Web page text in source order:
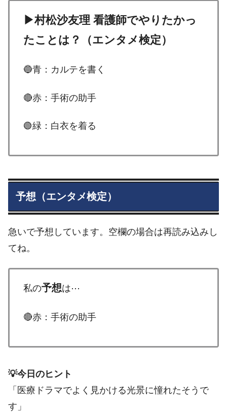
▶村松沙友理 看護師でやりたかっ
たことは？（エンタメ検定）
🔵青：カルテを書く
🔴赤：手術の助手
🟢緑：白衣を着る
予想（エンタメ検定）
急いで予想しています。空欄の場合は再読み込みし
てね。
私の予想は⋯
🔴赤：手術の助手
💡今日のヒント
「医療ドラマでよく見かける光景に憧れたそうで
す」